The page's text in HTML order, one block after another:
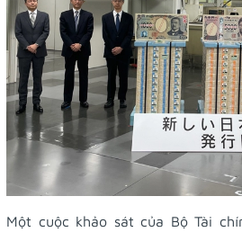
Một cuộc khảo sát của Bộ Tài